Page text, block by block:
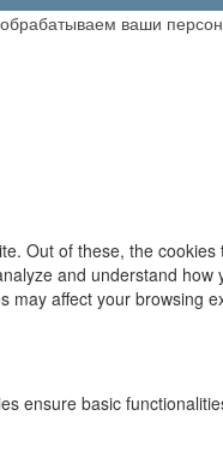
ваши
Out of these, the
and understand
may affect your browsing
ensure basic